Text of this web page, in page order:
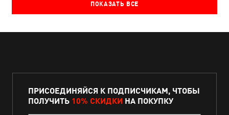
ПОКАЗАТЬ ВСЕ
ПРИСОЕДИНЯЙСЯ К ПОДПИСЧИКАМ, ЧТОБЫ
ПОЛУЧИТЬ 10% СКИДКИ НА ПОКУПКУ